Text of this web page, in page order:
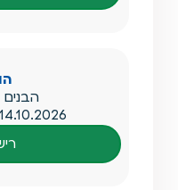
הבנים 14, הוד השרון